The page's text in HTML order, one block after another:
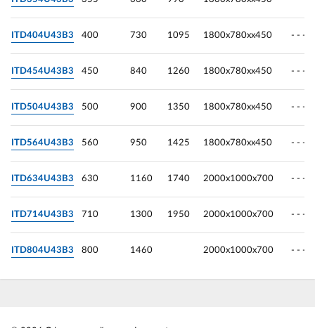
ITD404U43B3 400 730 1095 1800х780хх450 - - -
ITD454U43B3 450 840 1260 1800х780хх450 - - -
ITD504U43B3 500 900 1350 1800х780хх450 - - -
ITD564U43B3 560 950 1425 1800х780хх450 - - -
ITD634U43B3 630 1160 1740 2000х1000х700 - - -
ITD714U43B3 710 1300 1950 2000х1000х700 - - -
ITD804U43B3 800 1460 2000х1000х700 - - -